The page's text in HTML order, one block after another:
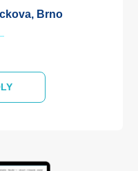
Brno